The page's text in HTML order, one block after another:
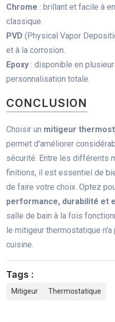
Chrome : brillant et facile à
classique.
PVD (Physical Vapor
et à la corrosion.
Epoxy : disponible en
personnalisation totale.
CONCLUSION
Choisir un mitigeur
permet d'améliorer
sécurité. Entre les différents
finitions, il est essentiel de
de faire votre choix. Optez
performance, durabilité et
salle de bain à la fois
le mitigeur thermostatique
cuisine.
Tags :
Mitigeur Thermostatique